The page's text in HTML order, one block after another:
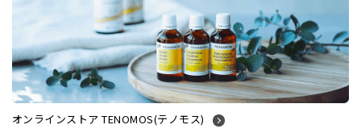
オンラインストア TENOMOS(テノモス)